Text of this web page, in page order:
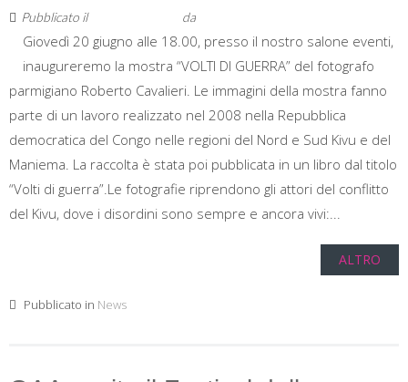
Pubblicato il da
Giovedì 20 giugno alle 18.00, presso il nostro salone eventi,
inaugureremo la mostra “VOLTI DI GUERRA” del fotografo
parmigiano Roberto Cavalieri. Le immagini della mostra fanno
parte di un lavoro realizzato nel 2008 nella Repubblica
democratica del Congo nelle regioni del Nord e Sud Kivu e del
Maniema. La raccolta è stata poi pubblicata in un libro dal titolo
“Volti di guerra”.Le fotografie riprendono gli attori del conflitto
del Kivu, dove i disordini sono sempre e ancora vivi:...
ALTRO
Pubblicato in News